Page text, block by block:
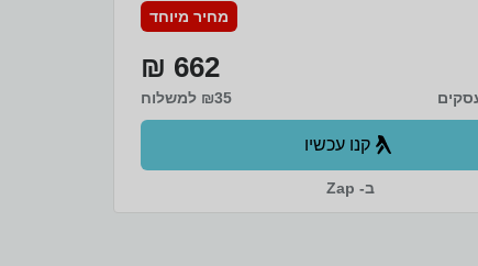
כולל סוללה ומטעןניתן לשימוש עם סוללות V40ברקוד
5400338091964מקור X-PRESSאחריות לשלוש שנים ע''י
מחיר מיוחד
662 ₪
₪35 למשלוח
קנו עכשיו
ב- Zap